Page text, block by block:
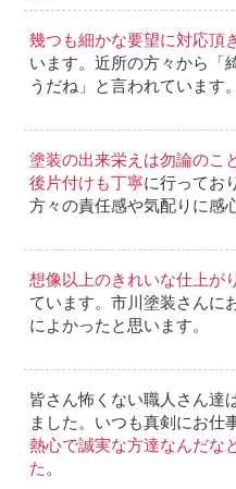
幾つも細かな要望に対応頂
います。近所の方々から「
うだね」と言われています。
塗装の出来栄えは勿論のこ
後片付けも丁寧に行ってお
方々の責任感や気配りに感
想像以上のきれいな仕上が
ています。市川塗装さんに
によかったと思います。
皆さん怖くない職人さん達
ました。いつも真剣にお仕
熱心で誠実な方達なんだな
た。